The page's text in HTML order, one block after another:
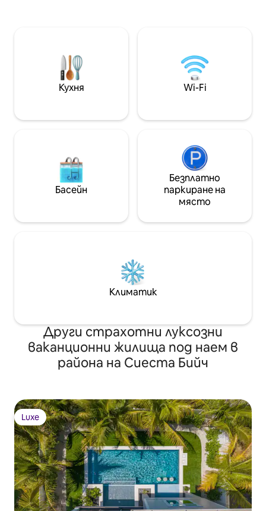
Кухня Wi-Fi
Басейн
Безплатно
паркиране на
място
Климатик
Други страхотни луксозни
ваканционни жилища под наем в
района на Сиеста Бийч
Luxe
Luxe